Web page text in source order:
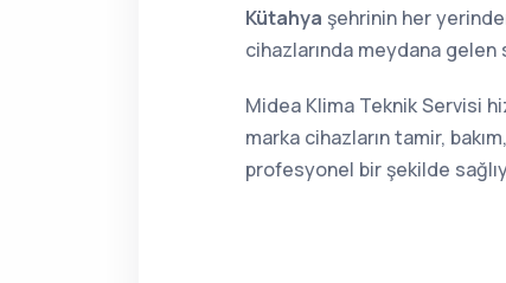
Kütahya şehrinin her
cihazlarında meydana gelen
Midea Klima Teknik Servisi
marka cihazların tamir,
profesyonel bir şekilde